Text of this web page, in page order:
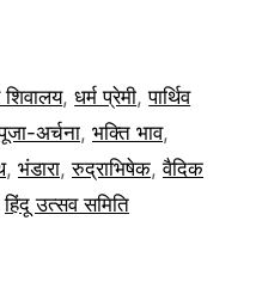
,धर्म प्रेमी,पार्थिव
अर्चना, भक्ति भाव,
, भंडारा,रुद्राभिषेक,वैदिक
हिंदू उत्सव समिति